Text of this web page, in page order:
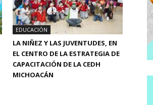
EDUCACIÓN
LA NIÑEZ Y LAS JUVENTUDES, EN
EL CENTRO DE LA ESTRATEGIA DE
CAPACITACIÓN DE LA CEDH
MICHOACÁN